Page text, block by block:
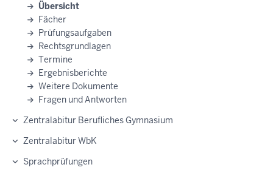
Übersicht
Fächer
Prüfungsaufgaben
Rechtsgrundlagen
Termine
Ergebnisberichte
Weitere Dokumente
Fragen und Antworten
Zentralabitur Berufliches Gymnasium
Zentralabitur WbK
Sprachprüfungen